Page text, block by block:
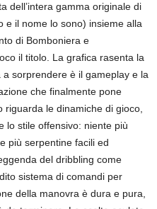
dell’intera gamma originale di
e il nome lo sono) insieme alla
di Bomboniera e
il titolo. La grafica rasenta la
sorprendere è il gameplay e la
che finalmente pone
riguarda le dinamiche di gioco,
lo stile offensivo: niente più
più serpentine facili ed
del dribbling come
sistema di comandi per
della manovra è dura e pura,